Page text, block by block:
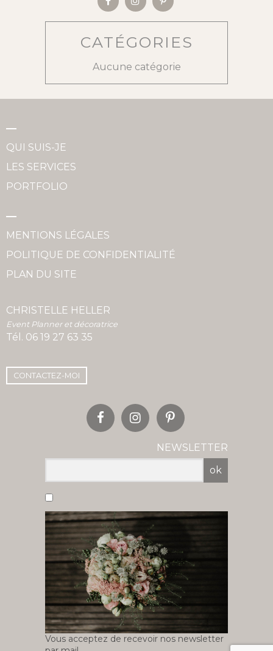
CATÉGORIES
Aucune catégorie
QUI SUIS-JE
LES SERVICES
PORTFOLIO
MENTIONS LÉGALES
POLITIQUE DE CONFIDENTIALITÉ
PLAN DU SITE
CHRISTELLE HELLER
Event Planner et décoratrice
Tél. 06 19 27 63 35
CONTACTEZ-MOI
NEWSLETTER
Vous acceptez de recevoir nos newsletter
ok